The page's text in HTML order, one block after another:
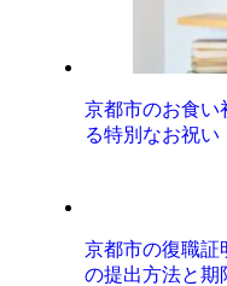
京都市のお食い
る特別なお祝い
京都市の復職証
の提出方法と期